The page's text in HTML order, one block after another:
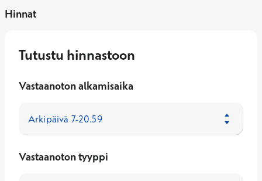
Hinnat
Tutustu hinnastoon
Vastaanoton alkamisaika
Vastaanoton tyyppi